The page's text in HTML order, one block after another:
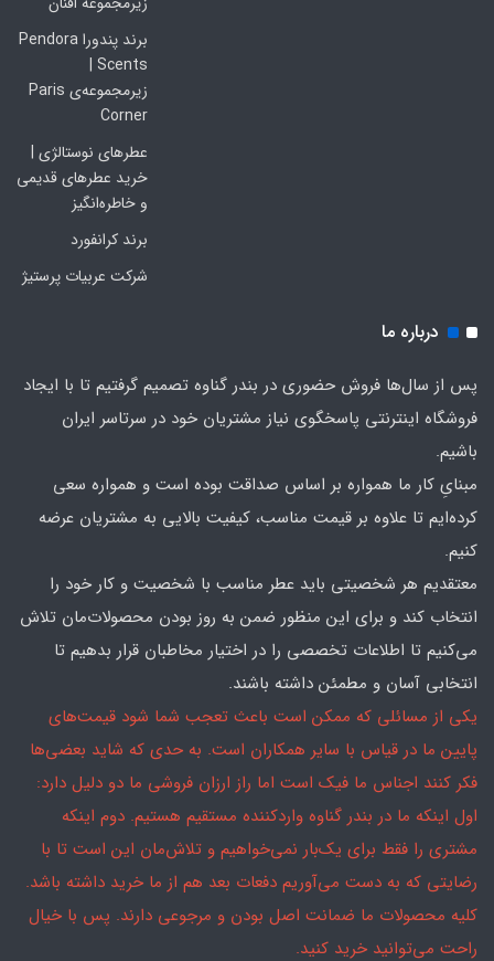
برند پندورا Pendora
Scents |
زیرمجموعه‌ی Paris
Corner
عطرهای نوستالژی |
خرید عطرهای قدیمی
و خاطره‌انگیز
برند کرانفورد
شرکت عربیات پرستیژ
درباره ما
پس از سال‌ها فروش حضوری در بندر گناوه تصمیم گرفتیم تا با ایجاد
فروشگاه اینترنتی پاسخگوی نیاز مشتریان خود در سرتاسر ایران
باشیم.
مبنایِ کار ما همواره بر اساس صداقت بوده است و همواره سعی
کرده‌ایم تا علاوه بر قیمت مناسب، کیفیت بالایی به مشتریان عرضه
کنیم.
معتقدیم هر شخصیتی باید عطر مناسب با شخصیت و کار خود را
انتخاب کند و برای این منظور ضمن به روز بودن محصولات‌مان تلاش
می‌کنیم تا اطلاعات تخصصی را در اختیار مخاطبان قرار بدهیم تا
انتخابی آسان و مطمئن داشته باشند.
یکی از مسائلی که ممکن است باعث تعجب شما شود قیمت‌های
پایین ما در قیاس با سایر همکاران است. به حدی که شاید بعضی‌ها
فکر کنند اجناس ما فیک است اما راز ارزان فروشی ما دو دلیل دارد:
اول اینکه ما در بندر گناوه واردکننده مستقیم هستیم. دوم اینکه
مشتری را فقط برای یک‌بار نمی‌خواهیم و تلاش‌مان این است تا با
رضایتی که به دست می‌آوریم دفعات بعد هم از ما خرید داشته باشد.
کلیه محصولات ما ضمانت اصل بودن و مرجوعی دارند. پس با خیال
راحت می‌توانید خرید کنید.